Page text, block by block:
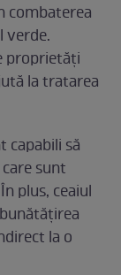
combaterea
verde.
proprietăți
la tratarea
capabili să
sunt
plus, ceaiul
la o